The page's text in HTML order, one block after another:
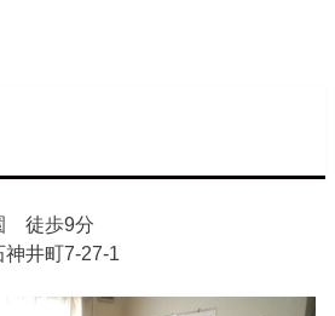
徒歩9分
神井町7-27-1